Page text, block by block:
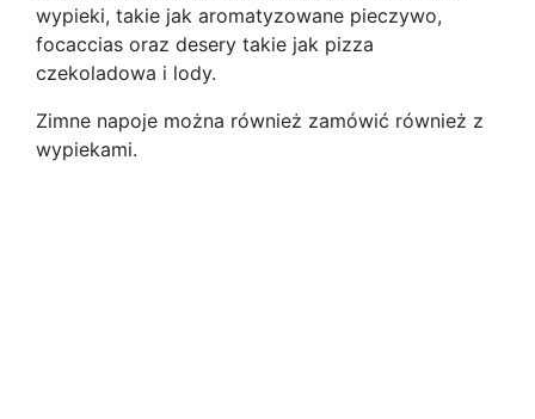
wypieki, takie jak aromatyzowane pieczywo,
focaccias oraz desery takie jak pizza
czekoladowa i lody.
Zimne napoje można również zamówić również z
wypiekami.